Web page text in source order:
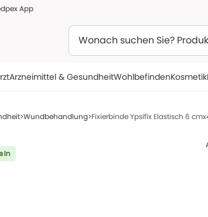
App
Arzneimittel & GesundheitWohlbefindenKosmetik
Wundbehandlung Fixierbinde Ypsifix Elastisch 6